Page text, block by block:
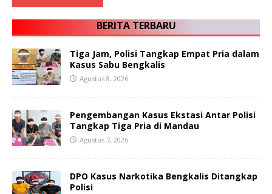
BERITA TERBARU
Tiga Jam, Polisi Tangkap Empat Pria dalam
Kasus Sabu Bengkalis
Agustus 8, 2026
Pengembangan Kasus Ekstasi Antar Polisi
Tangkap Tiga Pria di Mandau
Agustus 7, 2026
DPO Kasus Narkotika Bengkalis Ditangkap
Polisi